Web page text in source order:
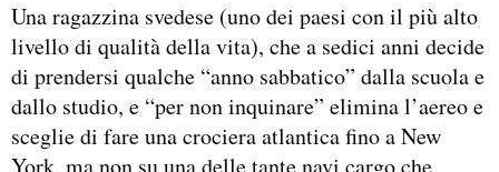
Una ragazzina svedese (uno dei paesi con il più alto
livello di qualità della vita), che a sedici anni decide
di prendersi qualche “anno sabbatico” dalla scuola e
dallo studio, e “per non inquinare” elimina l’aereo e
sceglie di fare una crociera atlantica fino a New
York, ma non su una delle tante navi cargo che